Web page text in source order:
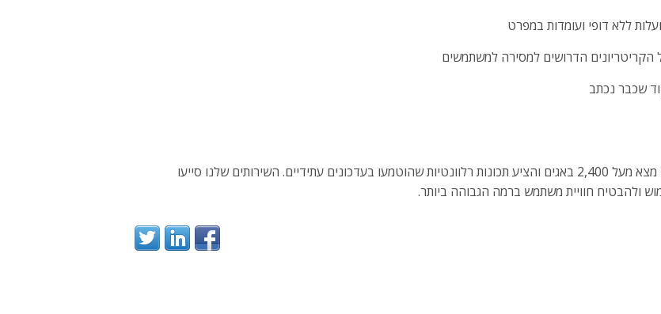
ללא דופי ועומדות במפרט
הדרושים למסירה למשתמשים
שכבר נכתב
הבדיקות נעשו הן ידנית והן אוטומטית. צוות ה‑QA שלנו מצא מעל 2,400 באגים והציע תכונות רלוונטיות שהוטמעו בעדכונים עתידיים. השירותים שלנו סייעו